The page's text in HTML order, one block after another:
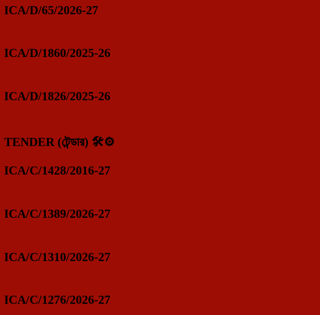
ICA/D/65/2026-27
ICA/D/1860/2025-26
ICA/D/1826/2025-26
TENDER (টেন্ডার) 🛠️⚙️
ICA/C/1428/2016-27
ICA/C/1389/2026-27
ICA/C/1310/2026-27
ICA/C/1276/2026-27